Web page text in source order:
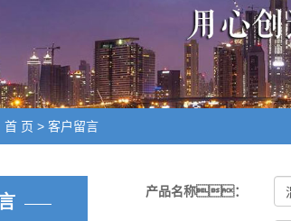
首 页 > 客户留言
产品名称：